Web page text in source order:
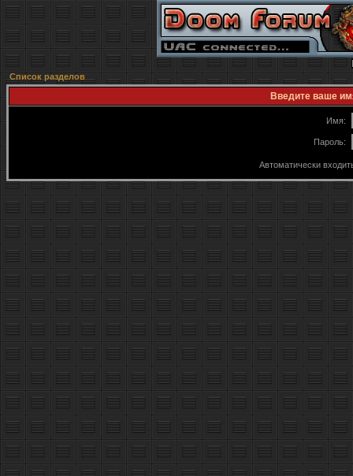
Список разделов
Введите ваше
Имя:
Пароль:
Автоматически